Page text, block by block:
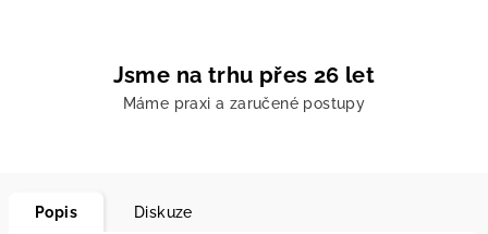
Jsme na trhu přes 26 let
Máme praxi a zaručené postupy
Popis Diskuze